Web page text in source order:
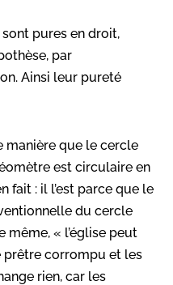
pures en droit,
par
Ainsi leur pureté
manière que le cercle
est circulaire en
fait : il l’est parce que le
du cercle
même, « l’église peut
prêtre corrompu et les
rien, car les